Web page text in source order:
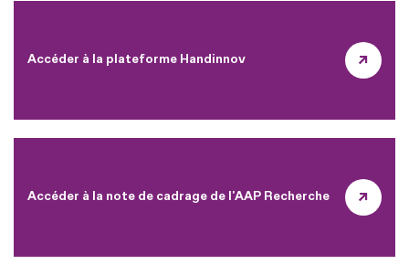
Accéder à la plateforme Handinnov
Accéder à la note de cadrage de l'AAP Recherche